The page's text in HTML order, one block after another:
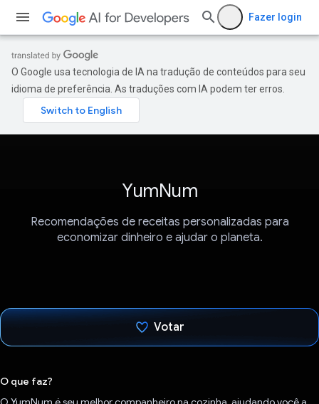
Fazer login
O Google usa tecnologia de IA na tradução de conteúdos para seu
idioma de preferência. As traduções com IA podem ter erros.
YumNum
Recomendações de receitas personalizadas para
economizar dinheiro e ajudar o planeta.
Votar
O que faz?